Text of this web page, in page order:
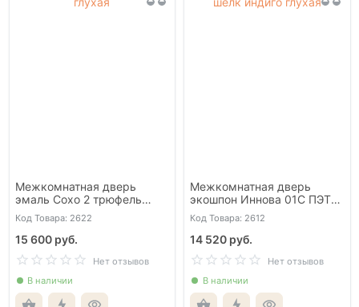
Межкомнатная дверь
эмаль Сохо 2 трюфель
глухая
Код Товара: 2622
15 600 руб.
Нет отзывов
В наличии
Межкомнатная дверь
экошпон Иннова 01С ПЭТ
шелк индиго глухая
Код Товара: 2612
14 520 руб.
Нет отзывов
В наличии